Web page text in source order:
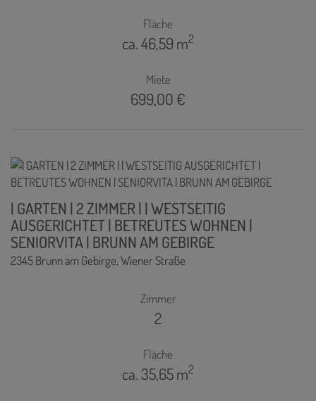
Fläche
ca. 46,59 m2
Miete
699,00 €
| GARTEN | 2 ZIMMER | | WESTSEITIG
AUSGERICHTET | BETREUTES WOHNEN |
SENIORVITA | BRUNN AM GEBIRGE
2345 Brunn am Gebirge, Wiener Straße
Zimmer
2
Fläche
ca. 35,65 m2